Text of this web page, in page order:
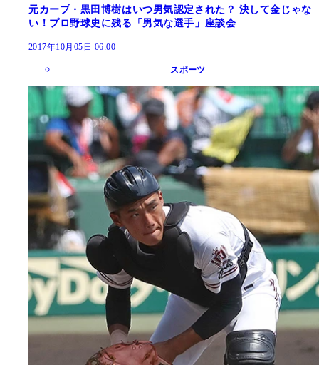
元カープ・黒田博樹はいつ男気認定された？ 決して金じゃな
い！プロ野球史に残る「男気な選手」座談会
2017年10月05日 06:00
スポーツ